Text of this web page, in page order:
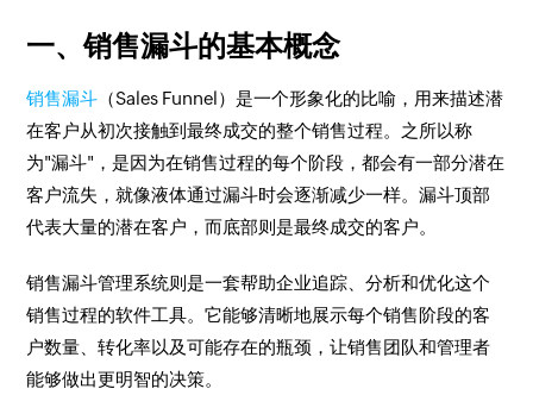
一、销售漏斗的基本概念
销售漏斗 （Sales Funnel）是一个形象化的比喻，用来描述潜
在客户从初次接触到最终成交的整个销售过程。之所以称
为"漏斗"，是因为在销售过程的每个阶段，都会有一部分潜在
客户流失，就像液体通过漏斗时会逐渐减少一样。漏斗顶部
代表大量的潜在客户，而底部则是最终成交的客户。
销售漏斗管理系统则是一套帮助企业追踪、分析和优化这个
销售过程的软件工具。它能够清晰地展示每个销售阶段的客
户数量、转化率以及可能存在的瓶颈，让销售团队和管理者
能够做出更明智的决策。